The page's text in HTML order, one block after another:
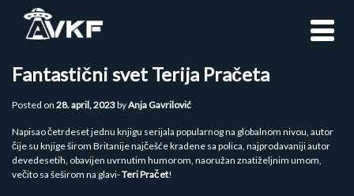
content
Fantastični svet Terija Pračeta
Posted on 28. april, 2023byAnja Gavrilović
Napisao četrdeset jednu knjigu serijala popularnog na globalnom nivou, autor
čije su knjige širom Britanije najčešće kradene sa polica, najprodavaniji autor
devedesetih, obavijen uvrnutim humorom, naoružan znatiželjnim umom,
večito sa šeširom na glavi-Teri Pračet!